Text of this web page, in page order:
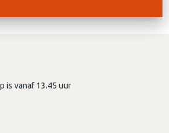
is vanaf 13.45 uur